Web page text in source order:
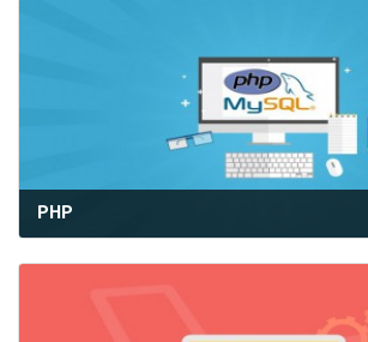
PHP
Kategori:Web Programlama